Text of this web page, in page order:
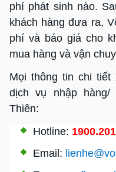
phí phát sinh nào.
khách hàng đưa ra,
phí và báo giá cho
mua hàng và vận
Mọi thông tin chi
dịch vụ nhập hàng/
Thiên:
Hotline:
Email: